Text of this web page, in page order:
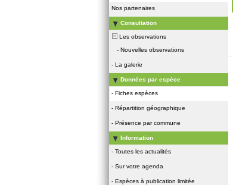
Nos partenaires
Consultation
Les observations
- Nouvelles observations
- La galerie
Données par espèce
- Fiches espèces
- Répartition géographique
- Présence par commune
Information
- Toutes les actualités
- Sur votre agenda
- Espèces à publication limitée